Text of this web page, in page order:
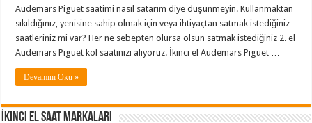
Audemars Piguet saatimi nasıl satarım diye düşünmeyin. Kullanmaktan
sıkıldığınız, yenisine sahip olmak için veya ihtiyaçtan satmak istediğiniz
saatleriniz mi var? Her ne sebepten olursa olsun satmak istediğiniz 2. el
Audemars Piguet kol saatinizi alıyoruz. İkinci el Audemars Piguet …
Devamını Oku »
İkinci El Saat Markaları